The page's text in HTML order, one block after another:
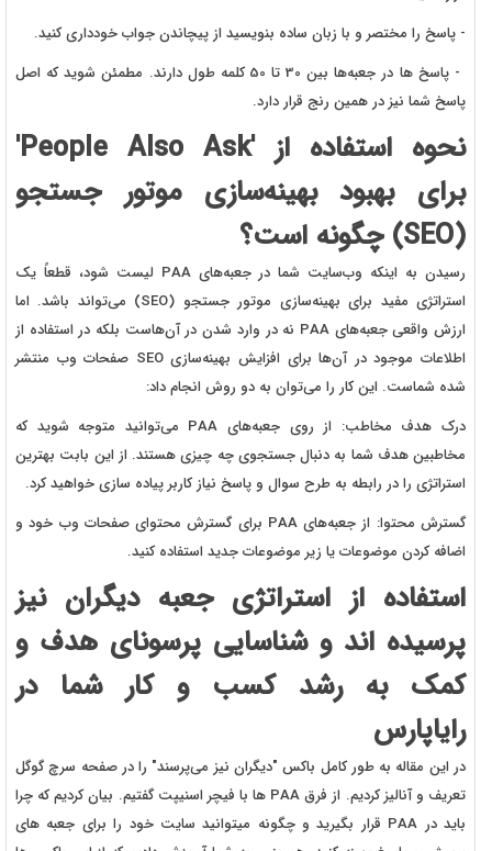
- پاسخ را مختصر و با زبان ساده بنویسید از پیچاندن جواب خودداری کنید.
- پاسخ ها در جعبه‌ها بین 30 تا 50 کلمه طول دارند. مطمئن شوید که اصل
پاسخ شما نیز در همین رنج قرار دارد.
نحوه استفاده از 'People Also Ask'
برای بهبود بهینه‌سازی موتور جستجو
(SEO) چگونه است؟
رسیدن به اینکه وب‌سایت شما در جعبه‌های PAA لیست شود، قطعاً یک
استراتژی مفید برای بهینه‌سازی موتور جستجو (SEO) می‌تواند باشد. اما
ارزش واقعی جعبه‌های PAA نه در وارد شدن در آن‌هاست بلکه در استفاده از
اطلاعات موجود در آن‌ها برای افزایش بهینه‌سازی SEO صفحات وب منتشر
شده شماست. این کار را می‌توان به دو روش انجام داد:
درک هدف مخاطب: از روی جعبه‌های PAA می‌توانید متوجه شوید که
مخاطبین هدف شما به دنبال جستجوی چه چیزی هستند. از این بابت بهترین
استراتژی را در رابطه به طرح سوال و پاسخ نیاز کاربر پیاده سازی خواهید کرد.
گسترش محتوا: از جعبه‌های PAA برای گسترش محتوای صفحات وب خود و
اضافه کردن موضوعات یا زیر موضوعات جدید استفاده کنید.
استفاده از استراتژی جعبه دیگران نیز
پرسیده اند و شناسایی پرسونای هدف و
کمک به رشد کسب و کار شما در
رایاپارس
در این مقاله به طور کامل باکس "دیگران نیز می‌پرسند" را در صفحه سرچ گوگل
تعریف و آنالیز کردیم. از فرق PAA ها با فیچر اسنیپت گفتیم. بیان کردیم که چرا
باید در PAA قرار بگیرید و چگونه میتوانید سایت خود را برای جعبه های